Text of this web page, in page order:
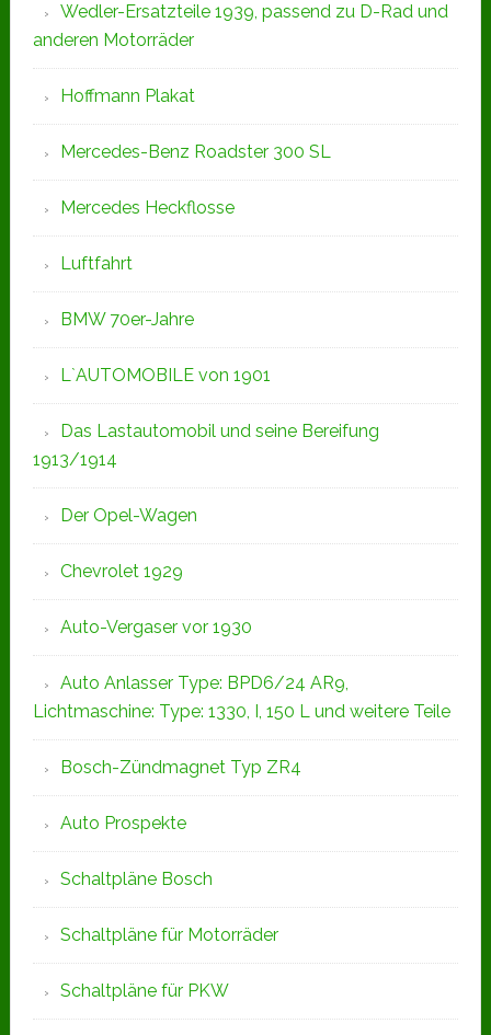
Wedler-Ersatzteile 1939, passend zu D-Rad und
anderen Motorräder
Hoffmann Plakat
Mercedes-Benz Roadster 300 SL
Mercedes Heckflosse
Luftfahrt
BMW 70er-Jahre
L`AUTOMOBILE von 1901
Das Lastautomobil und seine Bereifung
1913/1914
Der Opel-Wagen
Chevrolet 1929
Auto-Vergaser vor 1930
Auto Anlasser Type: BPD6/24 AR9,
Lichtmaschine: Type: 1330, I, 150 L und weitere Teile
Bosch-Zündmagnet Typ ZR4
Auto Prospekte
Schaltpläne Bosch
Schaltpläne für Motorräder
Schaltpläne für PKW